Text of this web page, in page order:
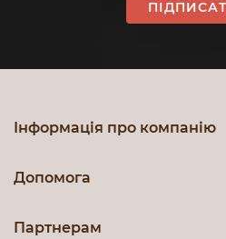
Інформація про компанію
Допомога
Партнерам